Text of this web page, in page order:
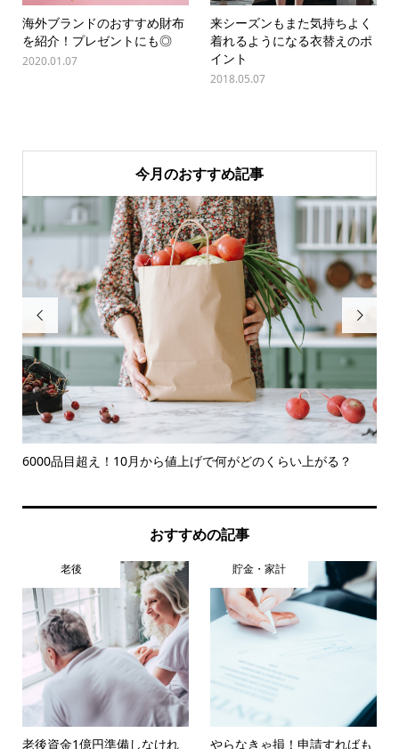
海外ブランドのおすすめ財布
を紹介！プレゼントにも◎
2020.01.07
来シーズンもまた気持ちよく
着れるようになる衣替えのポ
イント
2018.05.07
今月のおすすめ記事

6000品目超え！10月から値上げで何がどのくらい上がる？

おすすめの記事
老後
老後資金1億円準備しなけれ
貯金・家計
やらなきゃ損！申請すればも